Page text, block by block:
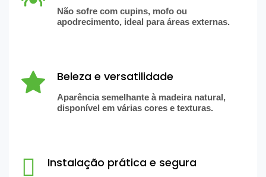
Não sofre com cupins, mofo ou
apodrecimento, ideal para áreas externas.
Beleza e versatilidade
Aparência semelhante à madeira natural,
disponível em várias cores e texturas.
Instalação prática e segura